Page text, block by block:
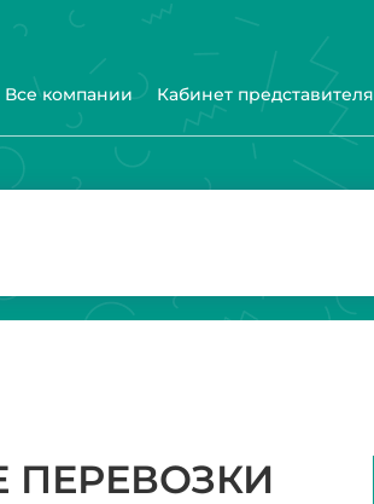
Все компании Кабинет представителя
ПЕРЕВОЗКИ